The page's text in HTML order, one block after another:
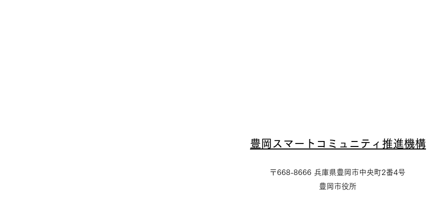
​豊岡スマートコミュニティ推進機構
〒668-8666 兵庫県豊岡市中央町2番4号
豊岡市役所